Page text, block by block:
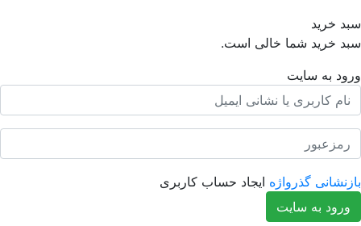
خرید
خرید شما خالی است.
به سایت
گذرواژه ایجاد حساب کاربری
به سایت